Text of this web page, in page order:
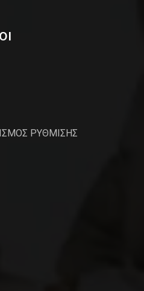
ΡΥΘΜΙΣΗΣ